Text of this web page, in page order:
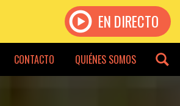
EN DIRECTO
CONTACTO QUIÉNES SOMOS